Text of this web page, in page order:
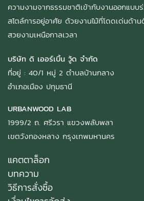
ความงามจากธรรมชาติเข้ากับงานออกแบ
สไตล์การอยู่อาศัย ด้วยงานไม้ที่โดดเด่นด้า
สวยงามเหนือกาลเวลา
บริษัท ดิ เออร์เบิ้น วู้ด จำกัด
ที่อยู่ : 40/1 หมู่ 2 ตำบลบ้านกลาง
อำเภอเมือง ปทุมธานี
URBANWOOD LAB
1999/2 ถ. ศรีวรา แขวงพลับพลา
เขตวังทองหลาง กรุงเทพมหานคร
แคตตาล็อก
บทความ
วิธีการสั่งซื้อ